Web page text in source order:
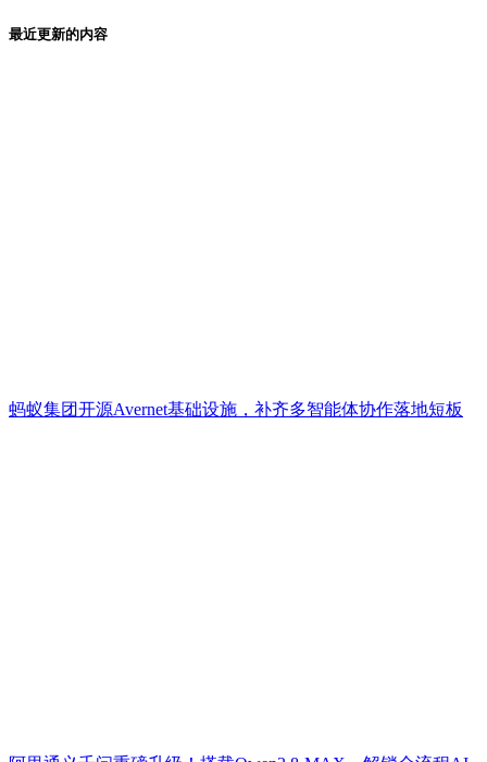
最近更新的内容
蚂蚁集团开源Avernet基础设施，补齐多智能体协作落地短板